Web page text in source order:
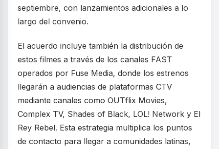
septiembre, con lanzamientos adicionales a lo
largo del convenio.
El acuerdo incluye también la distribución de
estos filmes a través de los canales FAST
operados por Fuse Media, donde los estrenos
llegarán a audiencias de plataformas CTV
mediante canales como OUTflix Movies,
Complex TV, Shades of Black, LOL! Network y El
Rey Rebel. Esta estrategia multiplica los puntos
de contacto para llegar a comunidades latinas,